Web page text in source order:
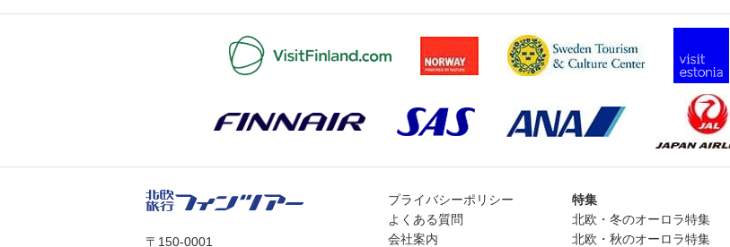
〒150-0001
プライバシーポリシー
よくある質問
会社案内
特集
北欧・冬のオーロラ特集
北欧・秋のオーロラ特集